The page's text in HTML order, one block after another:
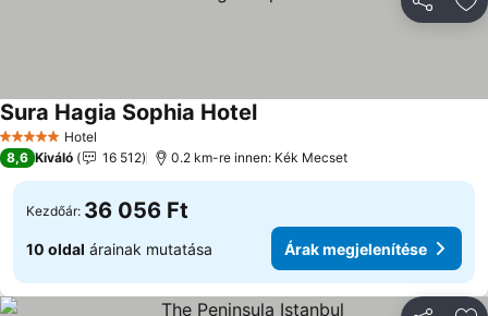
5 KategóriaHotel
Sura Hagia Sophia Hotel
8,6 Kiváló 16 512 0.2 km-re innen: Kék Mecset
Kezdőár: 36 056 Ft
10 oldal árainak mutatása Árak megjelenítése